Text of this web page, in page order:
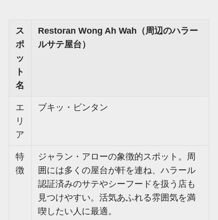
ス
ポ
ッ
ト
名
Restoran Wong Ah Wah（周辺のハラー
ルサテ屋台）
エ
リ
ア
ブキッ・ビンタン
特
徴
ジャラン・アローの象徴的スポット。周
囲には多くの屋台が軒を連ね、ハラール
認証済みのサテやシーフードを扱う店も
見つけやすい。活気あふれる雰囲気を満
喫したい人に最適。